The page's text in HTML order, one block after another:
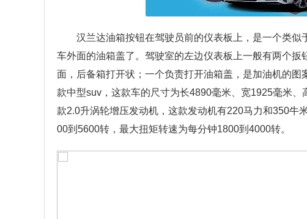
汉兰达油箱按钮在驾驶员前的仪表板上，是一个类
车外面的油箱盖了。驾驶室的左边仪表板上一般有两个
面，后备箱打开状；一个负责打开油箱盖，是加油机的
款中型suv，这款车的尺寸为长4890毫米、宽1925毫米
款2.0升涡轮增压发动机，这款发动机有220马力和350牛
00到5600转，最大扭矩转速为每分钟1800到4000转。